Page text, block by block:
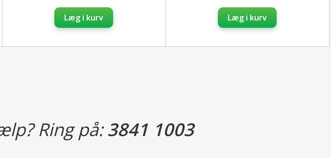
Læg i kurv Læg i kurv
Ring på:3841 1003